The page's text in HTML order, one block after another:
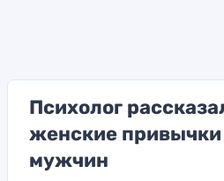
Психолог
женские
мужчин